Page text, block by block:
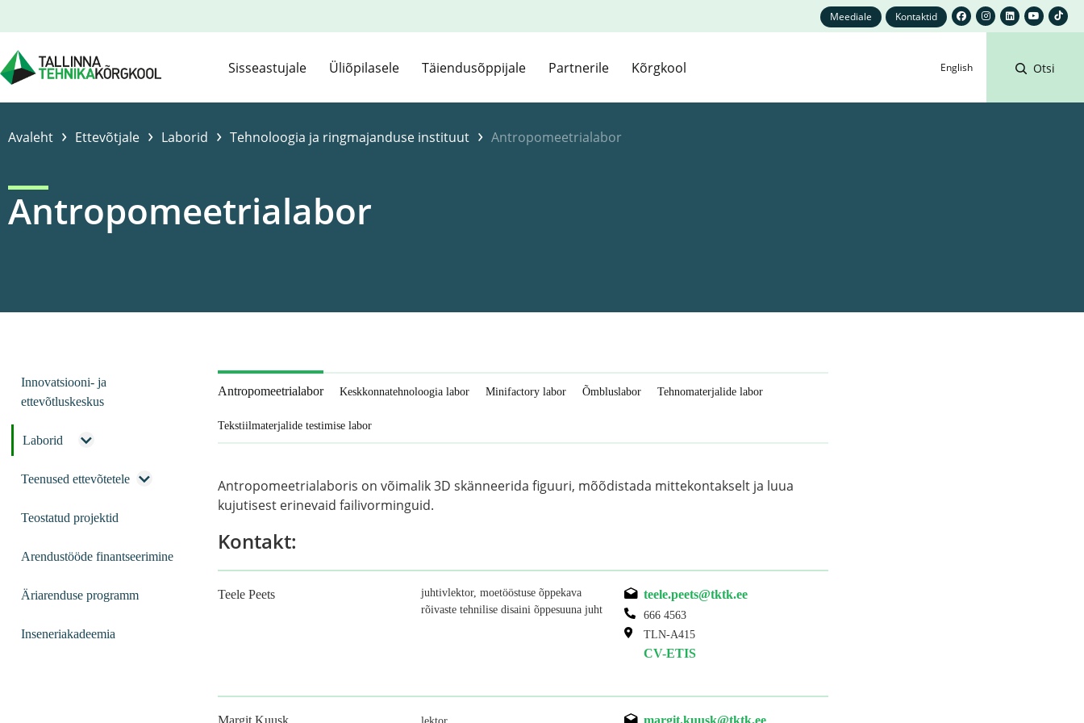
Meediale Kontaktid
Sisseastujale Üliõpilasele Täiendusõppijale Partnerile Kõrgkool English Otsi
Avaleht › Ettevõtjale › Laborid › Tehnoloogia ja ringmajanduse instituut › Antropomeetrialabor
Antropomeetrialabor
Innovatsiooni- ja
ettevõtluskeskus
Laborid
Teenused ettevõtetele
Teostatud projektid
Arendustööde finantseerimine
Äriarenduse programm
Inseneriakadeemia
Antropomeetrialabor Keskkonnatehnoloogia labor Minifactory labor Õmbluslabor Tehnomaterjalide labor
Tekstiilmaterjalide testimise labor
Antropomeetrialaboris on võimalik 3D skänneerida figuuri, mõõdistada mittekontakselt ja luua
kujutisest erinevaid failivorminguid.
Kontakt:
Teele Peets
juhtivlektor, moetööstuse õppekava
rõivaste tehnilise disaini õppesuuna juht
teele.peets@tktk.ee
666 4563
TLN-A415
CV-ETIS